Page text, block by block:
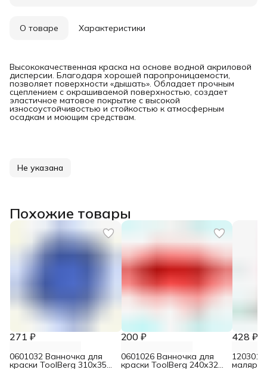
О товаре Характеристики
Высококачественная краска на основе водной акриловой
дисперсии. Благодаря хорошей паропроницаемости,
позволяет поверхности «дышать». Обладает прочным
сцеплением с окрашиваемой поверхностью, создает
эластичное матовое покрытие с высокой
износоустойчивостью и стойкостью к атмосферным
осадкам и моющим средствам.
Не указана
Похожие товары
271 ₽
0601032 Ванночка для
краски ToolBerg 310х350
200 ₽
0601026 Ванночка для
краски ToolBerg 240х320
428 ₽